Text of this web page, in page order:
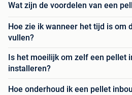
Wat zijn de voordelen van een
Hoe zie ik wanneer het tijd is om
vullen?
Is het moeilijk om zelf een pellet
installeren?
Hoe onderhoud ik een pellet